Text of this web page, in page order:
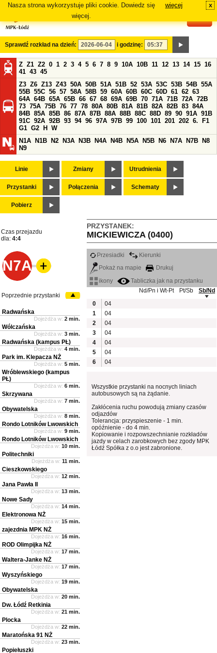
Nasza strona wykorzystuje pliki cookie. Dowiedz się
więcej.
więcej x
Sprawdź rozkład na dzień: i godzinę:
Z Z1 Z2 0 1 2 3 4 5 6 7 8 9 10A 10B 11 12 13 14 15 16
41 43 45
Z3 Z6 Z13 Z43 50A 50B 51A 51B 52 53A 53C 53B 54B 55A
55B 55C 56 57 58A 58B 59 60A 60B 60C 60D 61 62 63
64A 64B 65A 65B 66 67 68 69A 69B 70 71A 71B 72A 72B
73 75A 75B 76 77 78 80A 80B 81A 81B 82A 82B 83 84A
84B 85A 85B 86 87A 87B 88A 88B 88C 88D 89 90 91A 91B
91C 92A 92B 93 94 96 97A 97B 99 100 101 201 202 6.
F1
G1 G2 H
W
N1A
N1B N2 N3A N3B N4A N4B N5A N5B N6 N7A N7B
N8
N9
Linie Zmiany Utrudnienia
Przystanki Połączenia Schematy
Pobierz
PRZYSTANEK:
MICKIEWICZA (0400)
Czas przejazdu
dla: 4:4
N7A
Przesiadki
Kierunki
Pokaż na mapie
Drukuj
ikony
Tabliczka jak na przystanku
Nd/Pn i Wt-Pt
Pt/Sb
Sb/Nd
0
04
1
04
2
04
3
04
4
04
5
04
6
04
Wszystkie przystanki na nocnych liniach
autobusowych są na żądanie.
Zakłócenia ruchu powodują zmiany czasów
odjazdów
Tolerancja: przyspieszenie - 1 min.
opóźnienie - do 4 min.
Kopiowanie i rozpowszechnianie rozkładów
jazdy w celach zarobkowych bez zgody MPK
Łódź Spółka z o.o jest zabronione.
Poprzednie przystanki
Radwańska
Dojeżdża w: 2 min.
Wólczańska
Dojeżdża w: 3 min.
Radwańska (kampus PŁ)
Dojeżdża w: 4 min.
Park im. Klepacza NŻ
Dojeżdża w: 5 min.
Wróblewskiego (kampus
PŁ)
Dojeżdża w: 6 min.
Skrzywana
Dojeżdża w: 7 min.
Obywatelska
Dojeżdża w: 8 min.
Rondo Lotników Lwowskich
Dojeżdża w: 9 min.
Rondo Lotników Lwowskich
Dojeżdża w: 10 min.
Politechniki
Dojeżdża w: 11 min.
Cieszkowskiego
Dojeżdża w: 12 min.
Jana Pawła II
Dojeżdża w: 13 min.
Nowe Sady
Dojeżdża w: 14 min.
Elektronowa NŻ
Dojeżdża w: 15 min.
zajezdnia MPK NŻ
Dojeżdża w: 16 min.
ROD Olimpijka NŻ
Dojeżdża w: 17 min.
Waltera-Janke NŻ
Dojeżdża w: 17 min.
Wyszyńskiego
Dojeżdża w: 19 min.
Obywatelska
Dojeżdża w: 20 min.
Dw. Łódź Retkinia
Dojeżdża w: 21 min.
Plocka
Dojeżdża w: 22 min.
Maratońska 91 NŻ
Dojeżdża w: 23 min.
Popiełuszki